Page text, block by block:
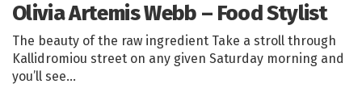
Olivia Artemis Webb – Food Stylist
The beauty of the raw ingredient Take a stroll through
Kallidromiou street on any given Saturday morning and
you’ll see…